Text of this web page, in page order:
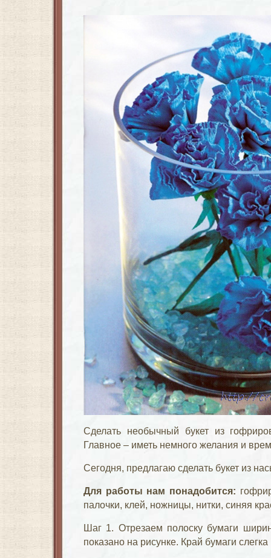
Сделать необычный букет из
Главное – иметь немного желания и
Сегодня, предлагаю сделать букет из
Для работы нам понадобится:
палочки, клей, ножницы, нитки, синяя
Шаг 1. Отрезаем полоску бумаги
показано на рисунке. Край бумаги